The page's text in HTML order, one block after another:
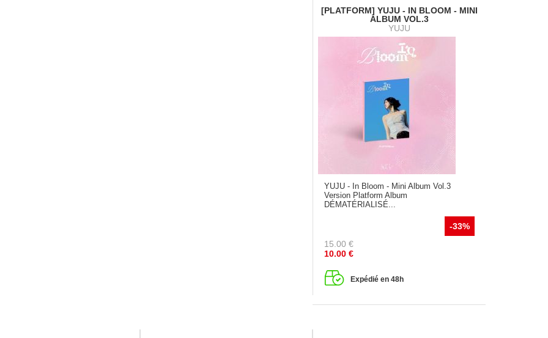
[PLATFORM] YUJU - IN BLOOM - MINI
ALBUM VOL.3
YUJU
YUJU - In Bloom - Mini Album Vol.3
Version Platform Album
DÉMATÉRIALISÉ...
-33%
15.00 €
10.00 €
Expédié en 48h